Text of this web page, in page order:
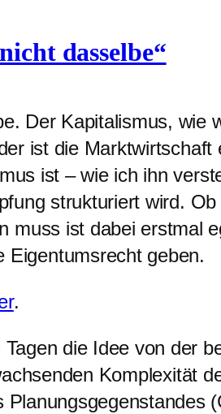
dasselbe“
Der Kapitalismus, wie
ist die Marktwirtschaft
ist – wie ich ihn
strukturiert wird.
muss ist dabei erstmal
Eigentumsrecht geben.
.
die Idee von der
Komplexität